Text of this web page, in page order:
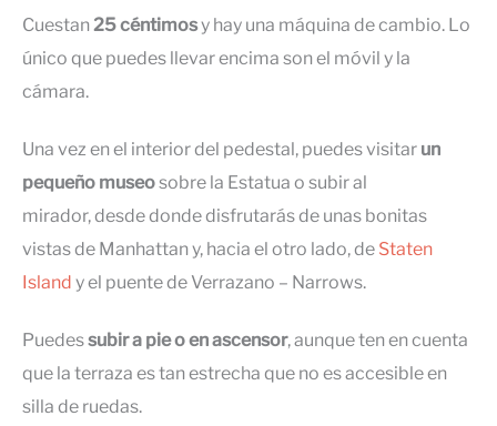
Cuestan25 céntimosy hay una máquina de cambio. Lo
único que puedes llevar encima son el móvil y la
cámara.
Una vez en el interior del pedestal, puedes visitar un
pequeño museosobre la Estatua o subir al
mirador, desde donde disfrutarás de unas bonitas
vistas de Manhattan y, hacia el otro lado, de Staten
Island y el puente de Verrazano – Narrows.
Puedessubir a pie o en ascensor, aunque ten en cuenta
que la terraza es tan estrecha que no es accesible en
silla de ruedas.